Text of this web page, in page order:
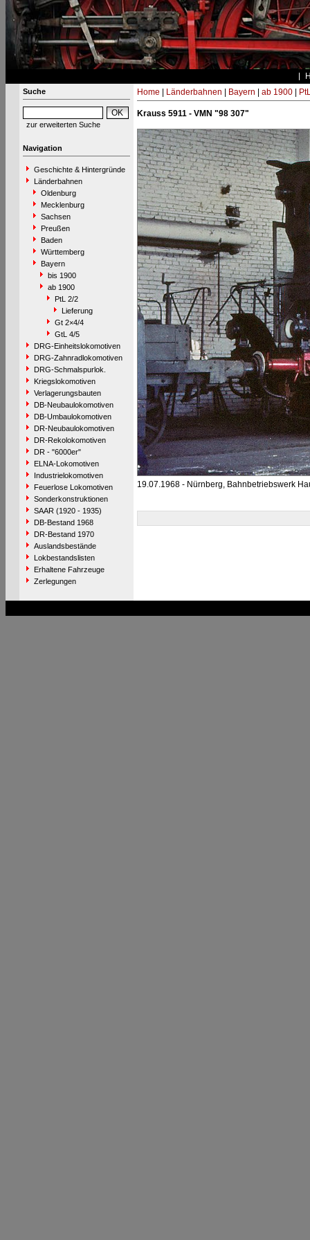
Suche
zur erweiterten Suche
Navigation
Geschichte & Hintergründe
Länderbahnen
Oldenburg
Mecklenburg
Sachsen
Preußen
Baden
Württemberg
Bayern
bis 1900
ab 1900
PtL 2/2
Lieferung
Gt 2×4/4
GtL 4/5
DRG-Einheitslokomotiven
DRG-Zahnradlokomotiven
DRG-Schmalspurlok.
Kriegslokomotiven
Verlagerungsbauten
DB-Neubaulokomotiven
DB-Umbaulokomotiven
DR-Neubaulokomotiven
DR-Rekolokomotiven
DR - "6000er"
ELNA-Lokomotiven
Industrielokomotiven
Feuerlose Lokomotiven
Sonderkonstruktionen
SAAR (1920 - 1935)
DB-Bestand 1968
DR-Bestand 1970
Auslandsbestände
Lokbestandslisten
Erhaltene Fahrzeuge
Zerlegungen
Home Länderbahnen Bayern ab 1900|
Krauss 5911 - VMN "98 307"
19.07.1968 - Nürnberg, Bahnbetriebswerk